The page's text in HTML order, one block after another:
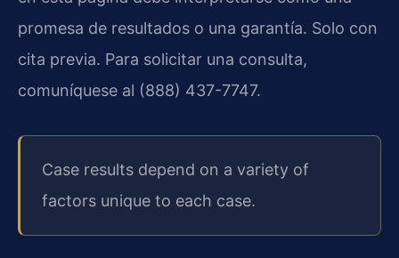
promesa de resultados o una garantía. Solo con
cita previa. Para solicitar una consulta,
comuníquese al (888) 437-7747.
Case results depend on a variety of
factors unique to each case.